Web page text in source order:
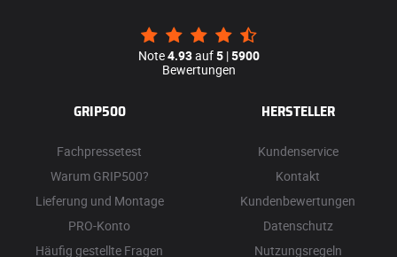
Note4.93auf5|5900
Bewertungen
GRIP500
Fachpressetest
Warum GRIP500?
Lieferung und Montage
PRO-Konto
Häufig gestellte Fragen
HERSTELLER
Kundenservice
Kontakt
Kundenbewertungen
Datenschutz
Nutzungsregeln